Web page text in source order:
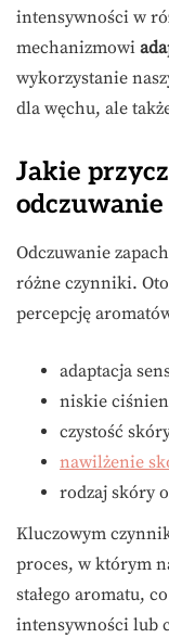
intensywności w
mechanizmowi
wykorzystanie
dla węchu, ale
Jakie
Odczuwanie
różne czynniki.
percepcję
adaptacja
niskie
czystość
nawilżenie
rodzaj skóry
Kluczowym
proces, w którym
stałego aromatu,
intensywności lub